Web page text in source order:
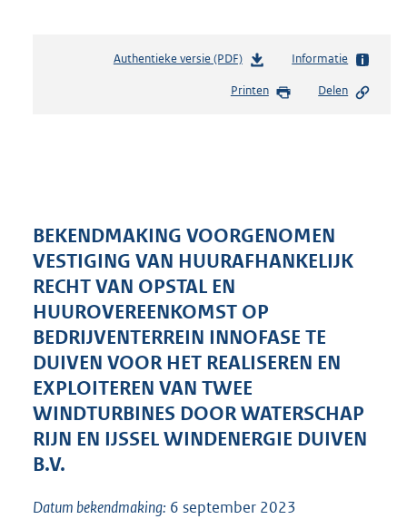
Authentieke versie (PDF)b
s
r
o
t
:
5
K
b
Informatie
Printen Delen
BEKENDMAKING VOORGENOMEN
VESTIGING VAN HUURAFHANKELIJK
RECHT VAN OPSTAL EN
HUUROVEREENKOMST OP
BEDRIJVENTERREIN INNOFASE TE
DUIVEN VOOR HET REALISEREN EN
EXPLOITEREN VAN TWEE
WINDTURBINES DOOR WATERSCHAP
RIJN EN IJSSEL WINDENERGIE DUIVEN
B.V.
Datum bekendmaking: 6 september 2023